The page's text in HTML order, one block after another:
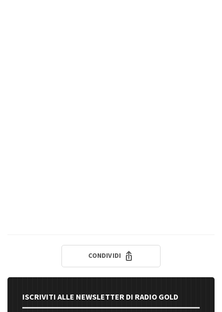
CONDIVIDI
ISCRIVITI ALLE NEWSLETTER DI RADIO GOLD